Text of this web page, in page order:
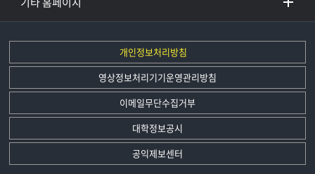
개인정보처리방침
영상정보처리기기운영관리방침
이메일무단수집거부
대학정보공시
공익제보센터